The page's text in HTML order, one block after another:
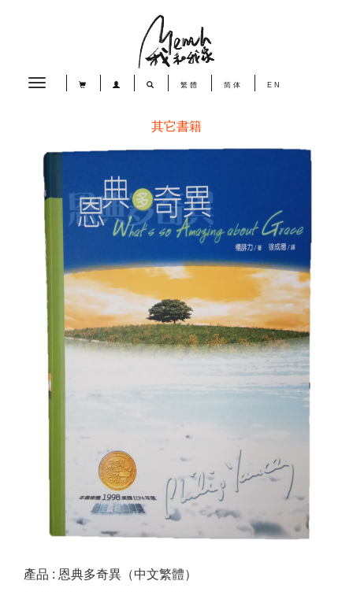
Toggle
繁體 简体 EN
其它書籍
產品 : 恩典多奇異（中文繁體）